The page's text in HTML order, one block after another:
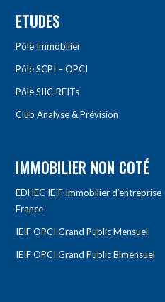
ETUDES
Pôle Immobilier
Pôle SCPI – OPCI
Pôle SIIC-REITs
Club Analyse & Prévision
IMMOBILIER NON COTÉ
EDHEC IEIF Immobilier d’entreprise
France
IEIF OPCI Grand Public Mensuel
IEIF OPCI Grand Public Bimensuel